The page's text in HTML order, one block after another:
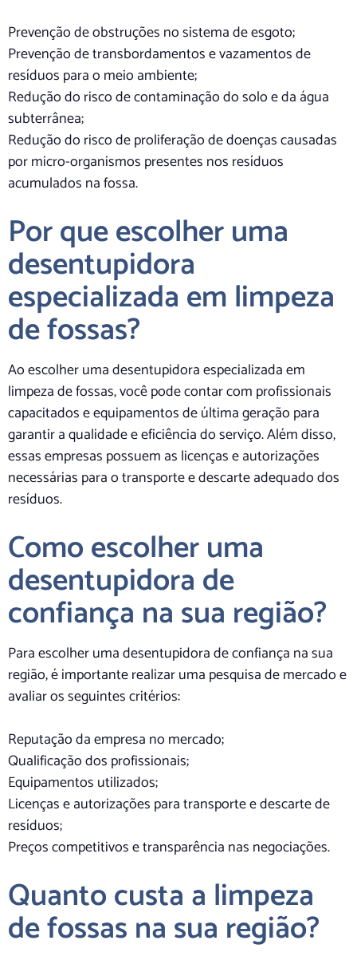
Prevenção de obstruções no sistema de esgoto;
Prevenção de transbordamentos e vazamentos de
resíduos para o meio ambiente;
Redução do risco de contaminação do solo e da água
subterrânea;
Redução do risco de proliferação de doenças causadas
por micro-organismos presentes nos resíduos
acumulados na fossa.
Por que escolher uma
desentupidora
especializada em limpeza
de fossas?
Ao escolher uma desentupidora especializada em
limpeza de fossas, você pode contar com profissionais
capacitados e equipamentos de última geração para
garantir a qualidade e eficiência do serviço. Além disso,
essas empresas possuem as licenças e autorizações
necessárias para o transporte e descarte adequado dos
resíduos.
Como escolher uma
desentupidora de
confiança na sua região?
Para escolher uma desentupidora de confiança na sua
região, é importante realizar uma pesquisa de mercado e
avaliar os seguintes critérios:
Reputação da empresa no mercado;
Qualificação dos profissionais;
Equipamentos utilizados;
Licenças e autorizações para transporte e descarte de
resíduos;
Preços competitivos e transparência nas negociações.
Quanto custa a limpeza
de fossas na sua região?